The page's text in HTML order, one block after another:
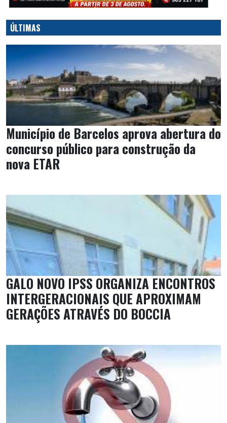
ÚLTIMAS
Município de Barcelos aprova abertura do
concurso público para construção da
nova ETAR
GALO NOVO IPSS ORGANIZA ENCONTROS
INTERGERACIONAIS QUE APROXIMAM
GERAÇÕES ATRAVÉS DO BOCCIA